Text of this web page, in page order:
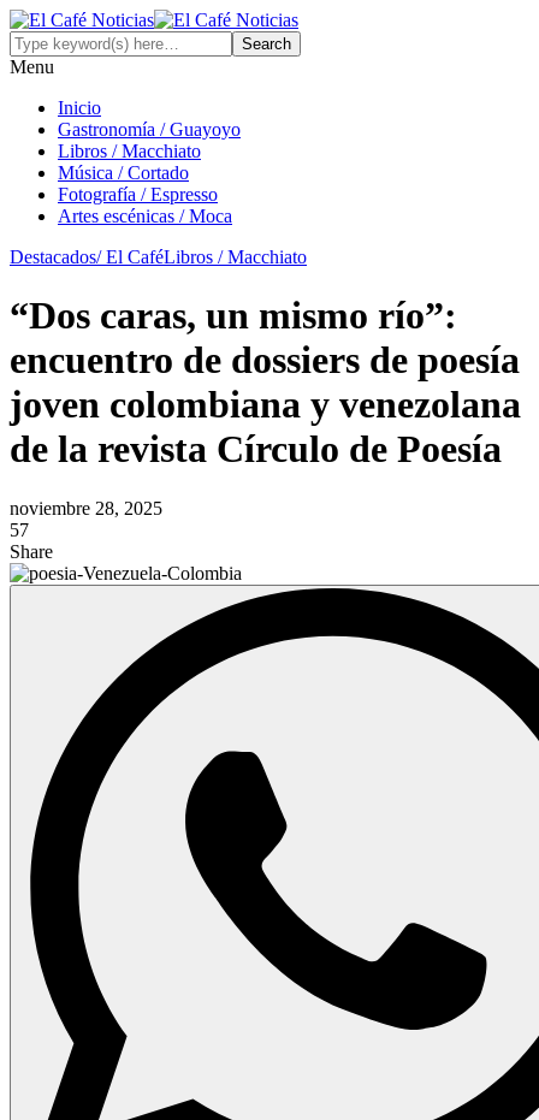
Menu
Inicio
Gastronomía / Guayoyo
Libros / Macchiato
Música / Cortado
Fotografía / Espresso
Artes escénicas / Moca
Destacados/ El CaféLibros / Macchiato
“Dos caras, un mismo río”:
encuentro de dossiers de poesía
joven colombiana y venezolana
de la revista Círculo de Poesía
noviembre 28, 2025
57
Share